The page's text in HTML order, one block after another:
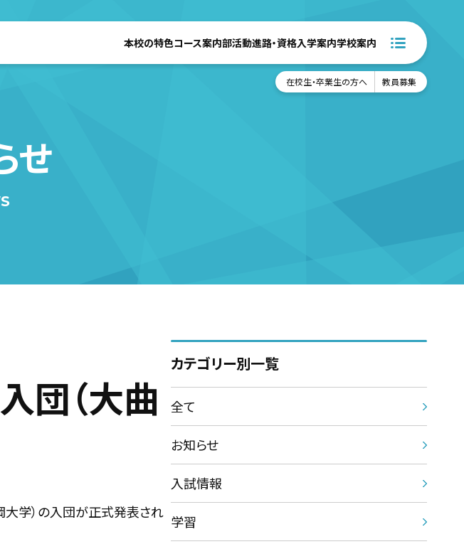
本校の特色コース案内部活動進路・資格入学案内学校案内
在校生・卒業生の方へ 教員募集
せ
団（大曲
大学）の入団が正式発表され
カテゴリー別一覧
全て
お知らせ
入試情報
学習